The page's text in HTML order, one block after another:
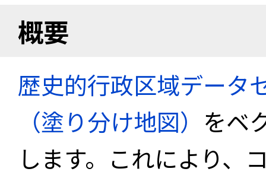
概要
歴史的行政区域データ
（塗り分け地図） をベ
します。これにより、